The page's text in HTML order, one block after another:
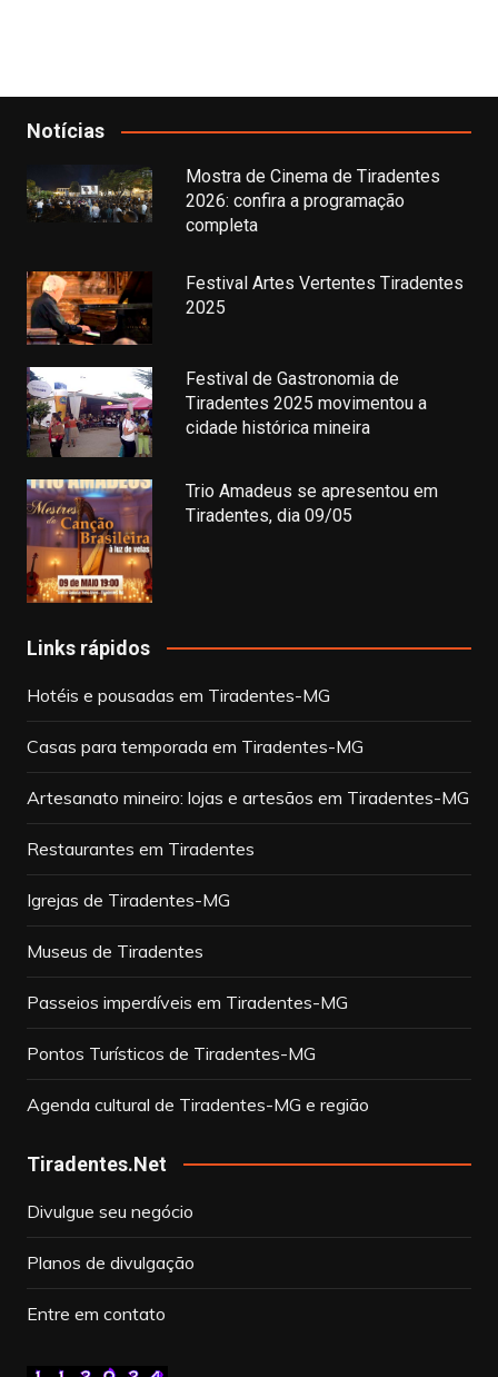
Notícias
Mostra de Cinema de Tiradentes
2026: confira a programação
completa
Festival Artes Vertentes Tiradentes
2025
Festival de Gastronomia de
Tiradentes 2025 movimentou a
cidade histórica mineira
Trio Amadeus se apresentou em
Tiradentes, dia 09/05
Links rápidos
Hotéis e pousadas em Tiradentes-MG
Casas para temporada em Tiradentes-MG
Artesanato mineiro: lojas e artesãos em Tiradentes-MG
Restaurantes em Tiradentes
Igrejas de Tiradentes-MG
Museus de Tiradentes
Passeios imperdíveis em Tiradentes-MG
Pontos Turísticos de Tiradentes-MG
Agenda cultural de Tiradentes-MG e região
Tiradentes.Net
Divulgue seu negócio
Planos de divulgação
Entre em contato